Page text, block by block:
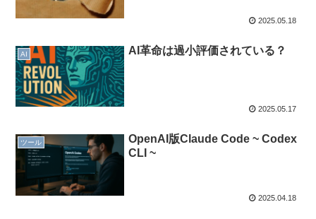
2025.05.18
AI AI革命は過小評価されている？
2025.05.17
ツール
OpenAI版Claude Code ~ Codex
CLI ~
2025.04.18